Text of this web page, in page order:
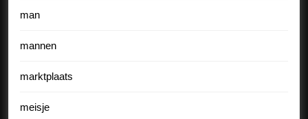
man
mannen
marktplaats
meisje